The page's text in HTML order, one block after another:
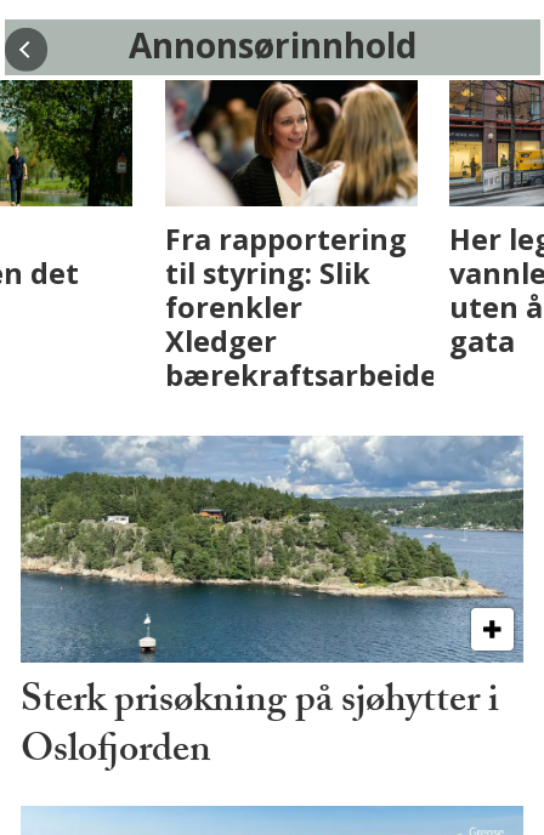
Annonsørinnhold
Fenistra endrer
eiendomsbransjen
med AI. Slik ser vi
på fremtiden
Det er i
Drammen det
skjer
Sterk prisøkning på sjøhytter i
Oslofjorden